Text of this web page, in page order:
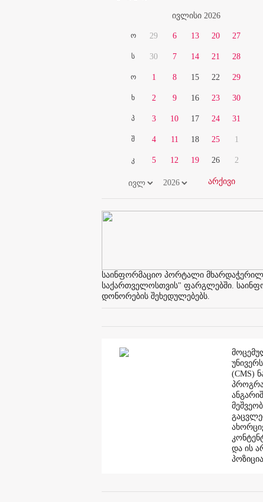
ივლისი 2026
ო
ს
ო
ხ
პ
შ
კ
29
30
1
2
3
4
5
6
7
8
9
10
11
12
13
14
15
16
17
18
19
20
21
22
23
24
25
26
27
28
29
30
31
1
2
საინფორმაციო პორტალი
საქართველოსთვის" ფარგლებში.
დონორების შეხედულებებს.
(CMS)
და ის